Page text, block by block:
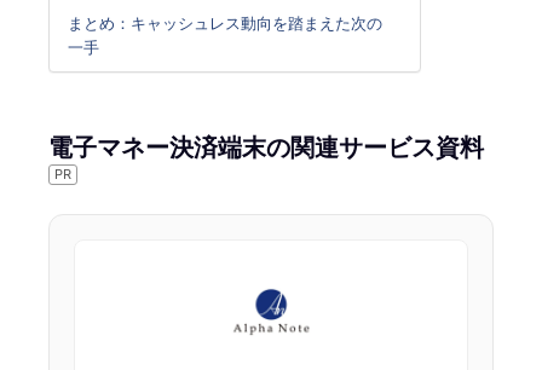
まとめ：キャッシュレス動向を踏まえた次の
一手
電子マネー決済端末の関連サービス資料
PR